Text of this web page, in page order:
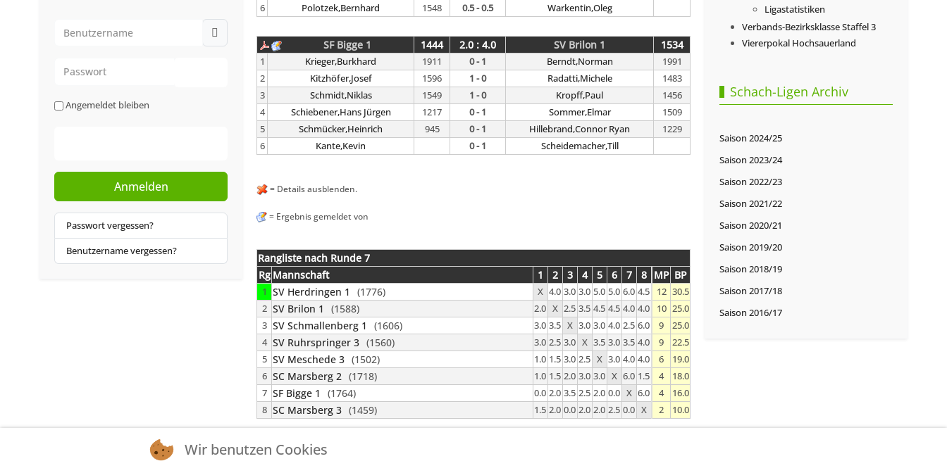
Passwort anzeigen
Angemeldet bleiben
Anmelden
Passwort vergessen?
Benutzername vergessen?
6
Polotzek,Bernhard 1548 0.5 - 0.5 Warkentin,Oleg
SF Bigge 1 1444 2.0 : 4.0 SV Brilon 1 1534
1 Krieger,Burkhard 1911 0 - 1 Berndt,Norman
1991
2
Kitzhöfer,Josef 1596 1 - 0 Radatti,Michele
1483
3
Schmidt,Niklas 1549 1 - 0 Kropff,Paul
1456
4
Schiebener,Hans Jürgen 1217 0 - 1 Sommer,Elmar
1509
5
Schmücker,Heinrich 945 0 - 1 Hillebrand,Connor Ryan
1229
6
Kante,Kevin 0 - 1 Scheidemacher,Till
= Details ausblenden.
= Ergebnis gemeldet von
Rangliste nach Runde 7
Rg Mannschaft 1 2 3 4 5 6 7 8 MP BP
1 SV Herdringen 1 (1776) X 4.0 3.0 3.0 5.0 5.0 6.0 4.5 12 30.5
2 SV Brilon 1 (1588) 2.0 X 2.5 3.5 4.5 4.5 4.0 4.0 10 25.0
3 SV Schmallenberg 1 (1606) 3.0 3.5 X 3.0 3.0 4.0 2.5 6.0 9
25.0
4 SV Ruhrspringer 3 (1560) 3.0 2.5 3.0 X 3.5 3.0 3.5 4.0 9
22.5
5 SV Meschede 3 (1502) 1.0 1.5 3.0 2.5 X 3.0 4.0 4.0 6
19.0
6 SC Marsberg 2 (1718) 1.0 1.5 2.0 3.0 3.0 X 6.0 1.5 4
18.0
7 SF Bigge 1 (1764) 0.0 2.0 3.5 2.5 2.0 0.0 X 6.0 4
16.0
8 SC Marsberg 3 (1459) 1.5 2.0 0.0 2.0 2.0 2.5 0.0 X 2 10.0
Ligastatistiken
Verbands-Bezirksklasse Staffel 3
Viererpokal Hochsauerland
Schach-Ligen Archiv
Saison 2024/25
Saison 2023/24
Saison 2022/23
Saison 2021/22
Saison 2020/21
Saison 2019/20
Saison 2018/19
Saison 2017/18
Saison 2016/17
Wir benutzen Cookies